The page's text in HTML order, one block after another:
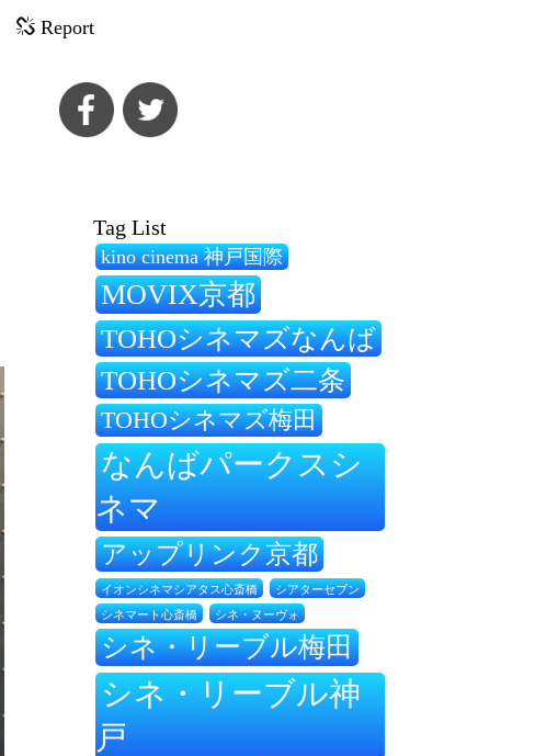
Report
Tag List
kino cinema 神戸国際
MOVIX京都
TOHOシネマズなんば
TOHOシネマズ二条
TOHOシネマズ梅田
なんばパークスシ
ネマ
アップリンク京都
イオンシネマシアタス心斎橋 シアターセブン
シネマート心斎橋 シネ・ヌーヴォ
シネ・リーブル梅田
シネ・リーブル神
戸